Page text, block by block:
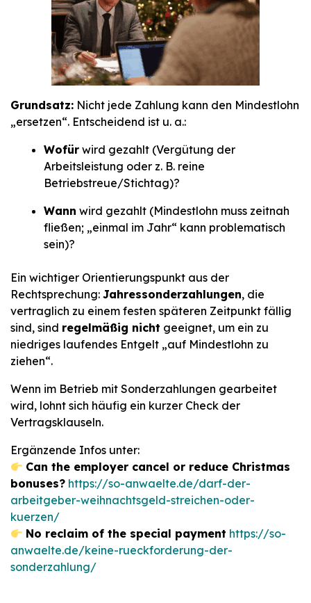
Grundsatz: Nicht jede Zahlung kann den Mindestlohn
„ersetzen“. Entscheidend ist u. a.:
Wofür wird gezahlt (Vergütung der
Arbeitsleistung oder z. B. reine
Betriebstreue/Stichtag)?
Wann wird gezahlt (Mindestlohn muss zeitnah
fließen; „einmal im Jahr“ kann problematisch
sein)?
Ein wichtiger Orientierungspunkt aus der
Rechtsprechung: Jahressonderzahlungen, die
vertraglich zu einem festen späteren Zeitpunkt fällig
sind, sind regelmäßig nicht geeignet, um ein zu
niedriges laufendes Entgelt „auf Mindestlohn zu
ziehen“.
Wenn im Betrieb mit Sonderzahlungen gearbeitet
wird, lohnt sich häufig ein kurzer Check der
Vertragsklauseln.
Ergänzende Infos unter:
Can the employer cancel or reduce Christmas
bonuses? https://so-anwaelte.de/darf-der-
arbeitgeber-weihnachtsgeld-streichen-oder-
kuerzen/
No reclaim of the special payment https://so-
anwaelte.de/keine-rueckforderung-der-
sonderzahlung/